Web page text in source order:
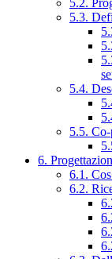
5.3.
5.4.
5.5.
6.
6.1.
6.2.